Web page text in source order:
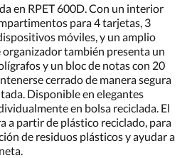
en RPET 600D. Con un interior
para 4 tarjetas, 3
móviles, y un amplio
organizador también presenta un
y un bloc de notas con 20
cerrado de manera segura
Disponible en elegantes
en bolsa reciclada. El
a partir de plástico reciclado, para
de residuos plásticos y ayudar a